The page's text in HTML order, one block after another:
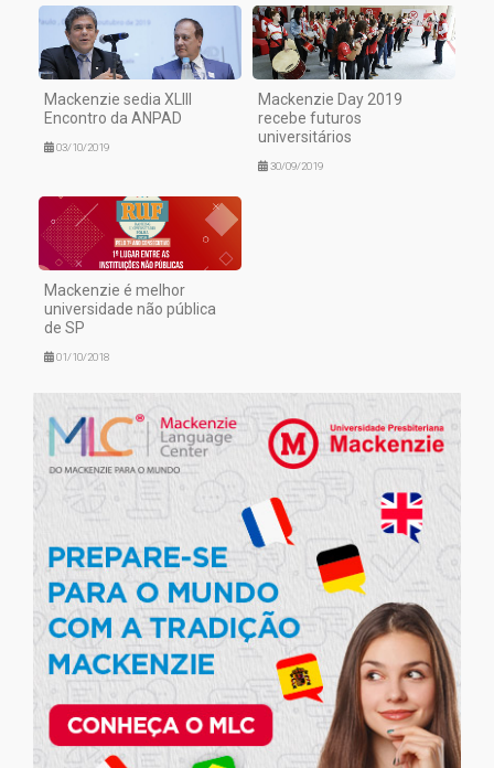
Mackenzie sedia XLIII
Encontro da ANPAD
03/10/2019
Mackenzie Day 2019
recebe futuros
universitários
30/09/2019
Mackenzie é melhor
universidade não pública
de SP
01/10/2018